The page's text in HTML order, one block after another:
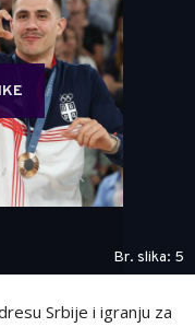
Br. slika: 5
Srbije i igranju za